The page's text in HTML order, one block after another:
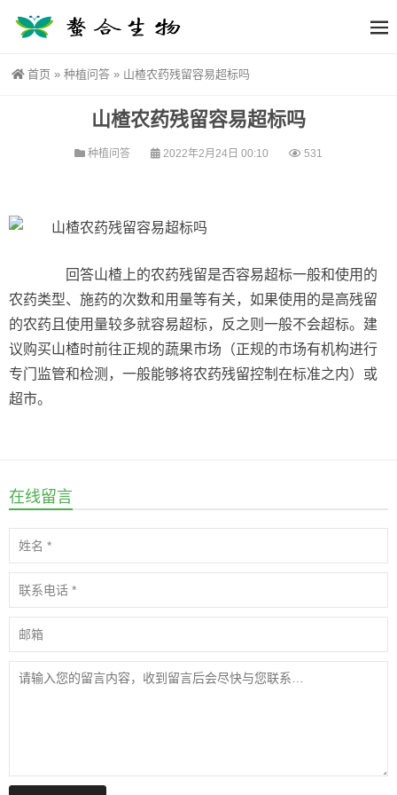
首页 » 种植问答 » 山楂农药残留容易超标吗
山楂农药残留容易超标吗
种植问答 2022年2月24日 00:10 531
回答山楂上的农药残留是否容易超标一般和使用的
农药类型、施药的次数和用量等有关，如果使用的是高残留
的农药且使用量较多就容易超标，反之则一般不会超标。建
议购买山楂时前往正规的蔬果市场（正规的市场有机构进行
专门监管和检测，一般能够将农药残留控制在标准之内）或
超市。
在线留言